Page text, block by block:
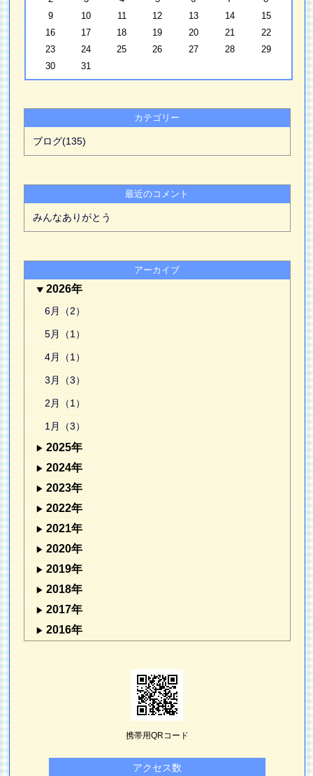
9
10 11 12 13 14
15
16
17 18 19 20 21
22
23
24 25 26 27 28
29
30
31
カテゴリー
ブログ(135)
最近のコメント
みんなありがとう
アーカイブ
2026年
6月（2）
5月（1）
4月（1）
3月（3）
2月（1）
1月（3）
2025年
2024年
2023年
2022年
2021年
2020年
2019年
2018年
2017年
2016年
携帯用QRコード
アクセス数